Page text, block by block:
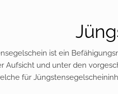
ist ein
Aufsicht und unter den
für